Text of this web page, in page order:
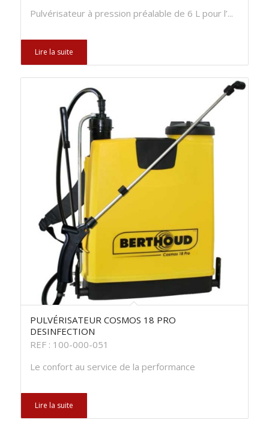
Pulvérisateur à pression préalable de 6 L pour l’...
Lire la suite
PULVÉRISATEUR COSMOS 18 PRO
DESINFECTION
REF : 100-000-051
Le confort au service de la performance
Lire la suite